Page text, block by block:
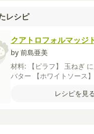
レシピ
クアトロフォルマッジ
by 前島亜美
材料:
【ピラフ】 玉ねぎ
バター
【ホワイトソース】
マンベールチーズピザ用
レシピを見る